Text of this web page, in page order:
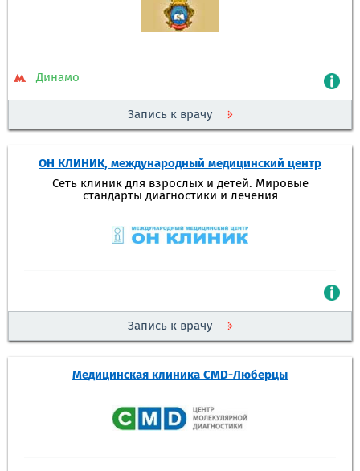
Динамо
Запись к врачу
ОН КЛИНИК, международный медицинский центр
Сеть клиник для взрослых и детей. Мировые
стандарты диагностики и лечения
Запись к врачу
Медицинская клиника CMD-Люберцы